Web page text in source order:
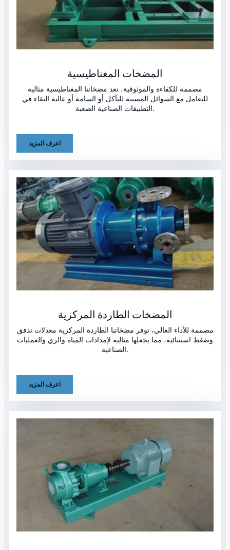
المضخات المغناطيسية
مصممة للكفاءة والموثوقية، تعد مضخاتنا المغناطيسية مثالية
للتعامل مع السوائل المسببة للتآكل أو السامة أو عالية النقاء في
التطبيقات الصناعية الصعبة.
اعرف المزيد
المضخات الطاردة المركزية
مصممة للأداء العالي، توفر مضخاتنا الطاردة المركزية معدلات تدفق
وضغط استثنائية، مما يجعلها مثالية لإمدادات المياه والري والعمليات
الصناعية.
اعرف المزيد